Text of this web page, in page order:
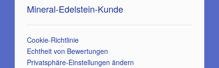
Mineral-Edelstein-Kunde
Cookie-Richtlinie
Echtheit von Bewertungen
Privatsphäre-Einstellungen ändern